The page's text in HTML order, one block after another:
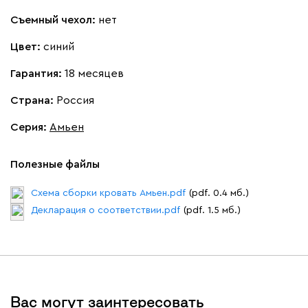
100 690
Виридис Мустард Оранж
Съемный чехол: нет
Цвет: синий
Гарантия: 18 месяцев
Страна: Россия
Серия: Амьен
Полезные файлы
Схема сборки кровать Амьен.pdf (pdf. 0.4 мб.)
Декларация о соответствии.pdf (pdf. 1.5 мб.)
Вас могут заинтересовать